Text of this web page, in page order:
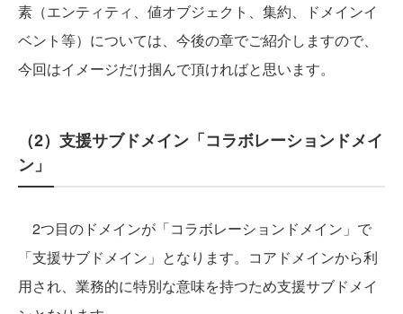
素（エンティティ、値オブジェクト、集約、ドメインイ
ベント等）については、今後の章でご紹介しますので、
今回はイメージだけ掴んで頂ければと思います。
（2）支援サブドメイン「コラボレーションドメイ
ン」
2つ目のドメインが「コラボレーションドメイン」で
「支援サブドメイン」となります。コアドメインから利
用され、業務的に特別な意味を持つため支援サブドメイ